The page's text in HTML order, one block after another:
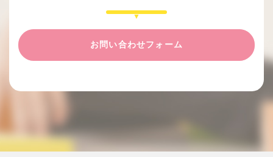
お問い合わせフォーム